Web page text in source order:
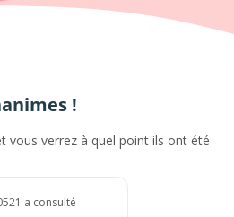
!
vous verrez à quel point ils ont été
a consulté